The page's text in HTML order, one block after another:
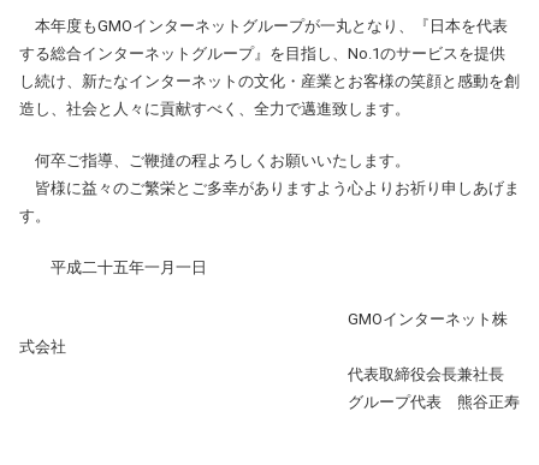
本年度もGMOインターネットグループが一丸となり、『日本を代表
する総合インターネットグループ』を目指し、No.1のサービスを提供
し続け、新たなインターネットの文化・産業とお客様の笑顔と感動を創
造し、社会と人々に貢献すべく、全力で邁進致します。
何卒ご指導、ご鞭撻の程よろしくお願いいたします。
皆様に益々のご繁栄とご多幸がありますよう心よりお祈り申しあげま
す。
平成二十五年一月一日
GMOインターネット株
式会社
代表取締役会長兼社長
グループ代表 熊谷正寿